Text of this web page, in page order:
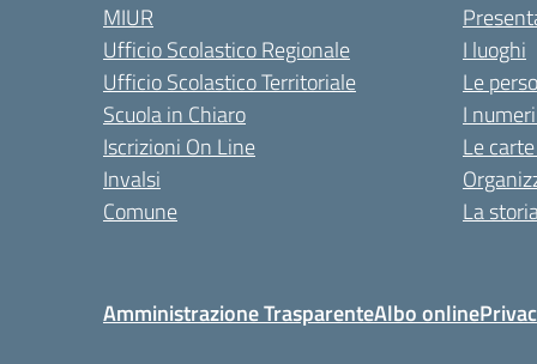
MIUR
Ufficio Scolastico Regionale
Ufficio Scolastico Territoriale
Scuola in Chiaro
Iscrizioni On Line
Invalsi
Comune
I luoghi
Le
I
Le
La
Amministrazione TrasparenteAlbo online